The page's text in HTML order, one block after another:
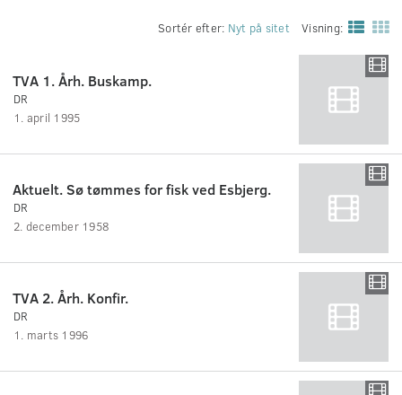
Sortér efter: Nyt på sitet Visning:
TVA 1. Årh. Buskamp.
DR
1. april 1995
Aktuelt. Sø tømmes for fisk ved Esbjerg.
DR
2. december 1958
TVA 2. Årh. Konfir.
DR
1. marts 1996